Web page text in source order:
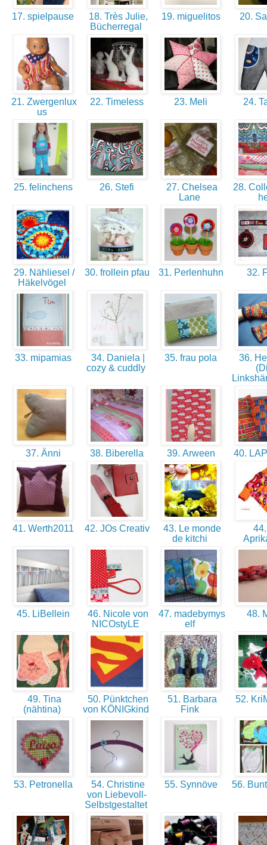
17. spielpause
18. Très Julie,
Bücherregal
19. miguelitos 20.
21. Zwergenlux
us
22. Timeless 23. Meli 24.
25. felinchens 26. Stefi
27. Chelsea
Lane
28.
29. Nähliesel /
Häkelvögel
30. frollein pfau 31. Perlenhuhn 32.
33. mipamias
34. Daniela |
cozy & cuddly
35. frau pola
36.
37. Änni 38. Biberella 39. Arween 40.
41. Werth2011 42. JOs Creativ
43. Le monde
de kitchi
45. LiBellein
46. Nicole von
NICOstyLE
47. madebymys
elf
48.
49. Tina
(nähtina)
50. Pünktchen
von KÖNIGkind
51. Barbara
Fink
52.
53. Petronella
54. Christine
von Liebevoll-
Selbstgestaltet
55. Synnöve 56.